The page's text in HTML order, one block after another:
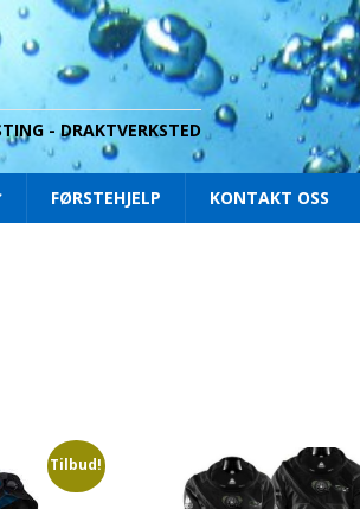
- DRAKTVERKSTED
FØRSTEHJELP KONTAKT OSS
Tilbud!